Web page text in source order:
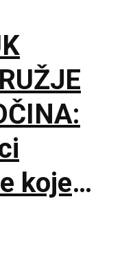
koje